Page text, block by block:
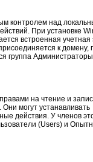
контролем над
При установке
встроенная учетная
к домену,
группа
на чтение и
могут устанавливать
действия. У членов
(Users) и